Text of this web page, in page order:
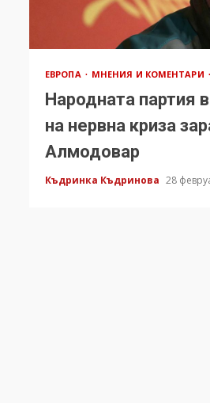
ЕВРОПА МНЕНИЯ И КОМЕНТАРИ
Народната партия
на нервна криза
Алмодовар
Къдринка Къдринова 28